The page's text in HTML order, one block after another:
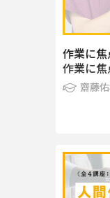
作業に
作業に
齋藤